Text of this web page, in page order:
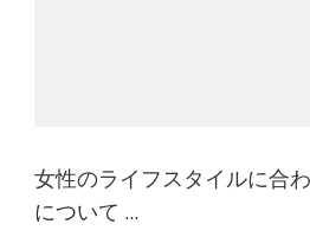
女性のライフスタイルに合
について …